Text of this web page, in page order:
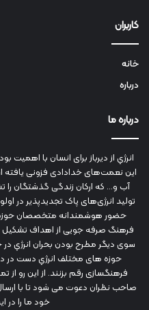
کاربران
خانه
درباره
درباره ما
انرژي‌ از دیرباز برای انسان با
این نعمت‌های خدادادی فزونی
آب و... که ارکان زندگی گذشتگان را
تولید انرژی‌های پاک تجدیدپذیر در
حضور هوشمندانه متخصصان حوزه
فرهنگ صرفه جویی از اهداف تشکیل
سوی دیگر مطرح بودن بحران انرژي
حوزه های مختلف انرژي دست در
فرهنگسازی رقم بزنند. از این رو
صاحب نظران دعوت می شود تا با
خود ما را در